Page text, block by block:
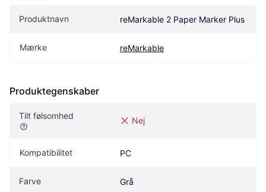
Produktnavn reMarkable 2 Paper Marker Plus
Mærke reMarkable
Produktegenskaber
Tilt følsomhed Nej
Kompatibilitet PC
Farve Grå